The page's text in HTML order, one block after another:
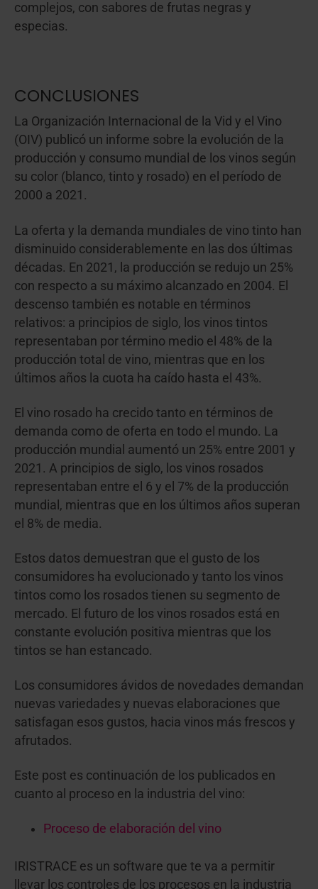
complejos, con sabores de frutas negras y
especias.
CONCLUSIONES
La Organización Internacional de la Vid y el Vino
(OIV) publicó un informe sobre la evolución de la
producción y consumo mundial de los vinos según
su color (blanco, tinto y rosado) en el período de
2000 a 2021.
La oferta y la demanda mundiales de vino tinto han
disminuido considerablemente en las dos últimas
décadas. En 2021, la producción se redujo un 25%
con respecto a su máximo alcanzado en 2004. El
descenso también es notable en términos
relativos: a principios de siglo, los vinos tintos
representaban por término medio el 48% de la
producción total de vino, mientras que en los
últimos años la cuota ha caído hasta el 43%.
El vino rosado ha crecido tanto en términos de
demanda como de oferta en todo el mundo. La
producción mundial aumentó un 25% entre 2001 y
2021. A principios de siglo, los vinos rosados
representaban entre el 6 y el 7% de la producción
mundial, mientras que en los últimos años superan
el 8% de media.
Estos datos demuestran que el gusto de los
consumidores ha evolucionado y tanto los vinos
tintos como los rosados tienen su segmento de
mercado. El futuro de los vinos rosados está en
constante evolución positiva mientras que los
tintos se han estancado.
Los consumidores ávidos de novedades demandan
nuevas variedades y nuevas elaboraciones que
satisfagan esos gustos, hacia vinos más frescos y
afrutados.
Este post es continuación de los publicados en
cuanto al proceso en la industria del vino:
Proceso de elaboración del vino
IRISTRACE es un software que te va a permitir
llevar los controles de los procesos en la industria